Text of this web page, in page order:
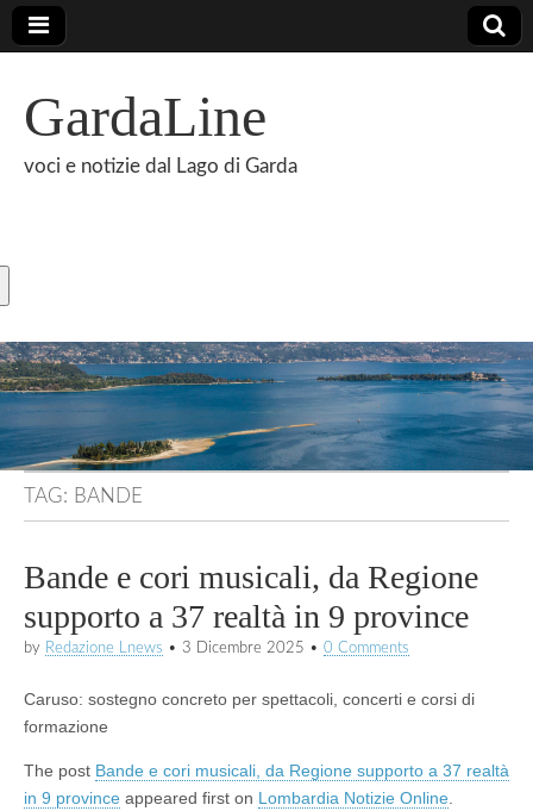
GardaLine
voci e notizie dal Lago di Garda
TAG: BANDE
Bande e cori musicali, da Regione
supporto a 37 realtà in 9 province
by Redazione Lnews • 3 Dicembre 2025 • 0 Comments
Caruso: sostegno concreto per spettacoli, concerti e corsi di
formazione
The post Bande e cori musicali, da Regione supporto a 37 realtà
in 9 province appeared first on Lombardia Notizie Online